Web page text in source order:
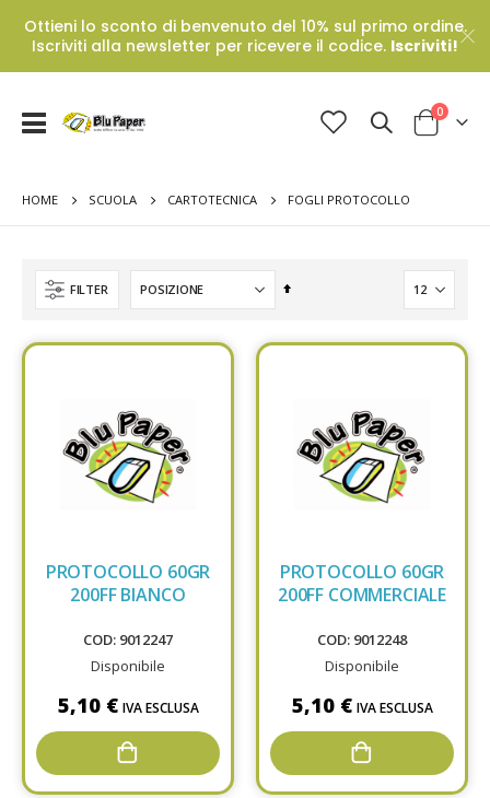
Ottieni lo sconto di benvenuto del 10% sul primo ordine.
Iscriviti alla newsletter per ricevere il codice. Iscriviti!
Toggle
Cart
0Prodotti
HOME SCUOLA CARTOTECNICA FOGLI PROTOCOLLO
FILTER
Set
PROTOCOLLO 60GR
200FF BIANCO
COD: 9012247
Disponibile
5,10 € IVA ESCLUSA
PROTOCOLLO 60GR
200FF COMMERCIALE
COD: 9012248
Disponibile
5,10 € IVA ESCLUSA